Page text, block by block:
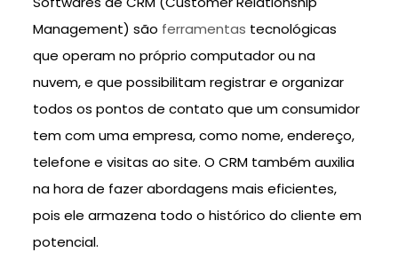
Management) são ferramentas tecnológicas
que operam no próprio computador ou na
nuvem, e que possibilitam registrar e organizar
todos os pontos de contato que um consumidor
tem com uma empresa, como nome, endereço,
telefone e visitas ao site. O CRM também auxilia
na hora de fazer abordagens mais eficientes,
pois ele armazena todo o histórico do cliente em
potencial.